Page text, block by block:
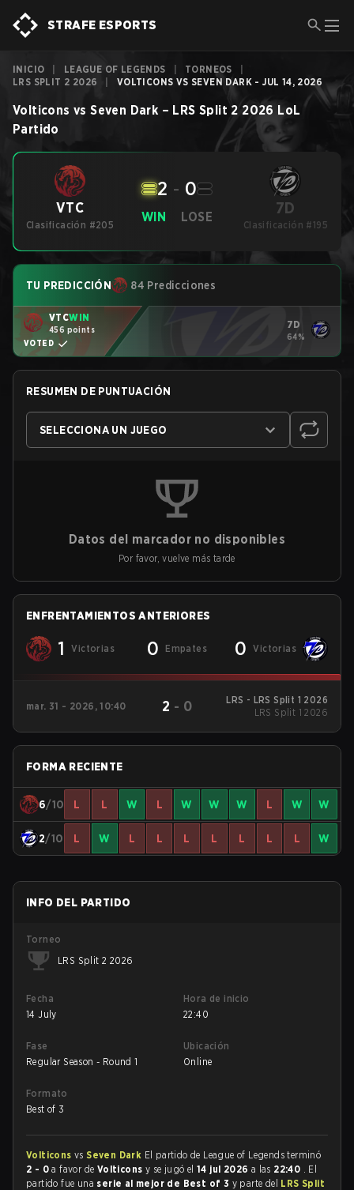
STRAFE ESPORTS
INICIO LEAGUE OF LEGENDS TORNEOS
LRS SPLIT 2 2026
VOLTICONS VS SEVEN DARK - JUL 14, 2026
Volticons vs Seven Dark – LRS Split 2 2026 LoL
Partido
VTC
Clasificación #205
WIN
2 - 0
LOSE 7D
Clasificación #195
TU PREDICCIÓN 84 Predicciones
VTCWIN
456 points
VOTED
7D
64%
RESUMEN DE PUNTUACIÓN
SELECCIONA UN JUEGO
Datos del marcador no disponibles
Por favor, vuelve más tarde
ENFRENTAMIENTOS ANTERIORES
1 Victorias 0 Empates 0 Victorias
mar. 31 - 2026, 10:40 2 - 0
LRS - LRS Split 1 2026
LRS Split 1 2026
FORMA RECIENTE
6/10 L L W L W W W L W W
2/10 L W L L L L L L L W
INFO DEL PARTIDO
Torneo
LRS Split 2 2026
Fecha
14 July
Hora de inicio
22:40
Fase
Regular Season - Round 1
Ubicación
Online
Formato
Best of 3
Volticons vs Seven Dark El partido de League of Legends terminó
2 - 0 a favor de Volticons y se jugó el14 jul 2026 a las 22:40 . El
partido fue una serie al mejor de Best of 3 y parte del LRS Split